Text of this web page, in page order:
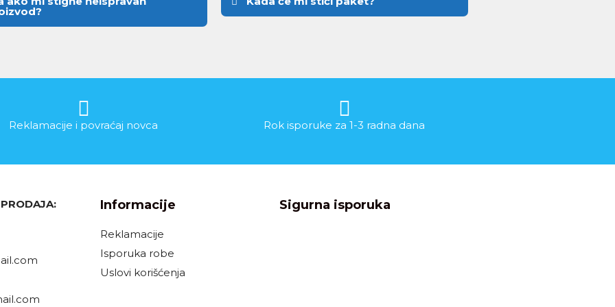
Reklamacije i povraćaj novca Rok isporuke za 1-3 radna dana
Informacije
Reklamacije
Isporuka robe
Uslovi korišćenja
Sigurna isporuka